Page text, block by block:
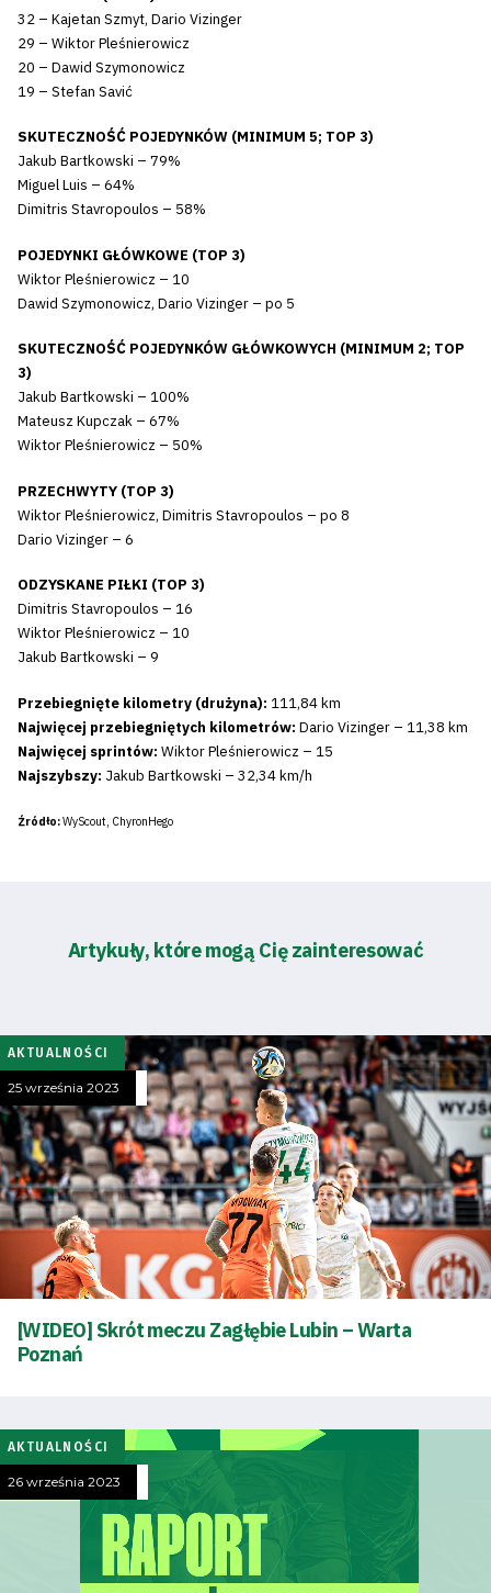
Dostępność
SEARCH
FOR:
Search Button
Klub
Tabela
terminarz
Bilety
Kontakt
32 – Kajetan Szmyt, Dario Vizinger
29 – Wiktor Pleśnierowicz
20 – Dawid Szymonowicz
19 – Stefan Savić
SKUTECZNOŚĆ POJEDYNKÓW (MINIMUM 5; TOP 3)
Jakub Bartkowski – 79%
Miguel Luis – 64%
Dimitris Stavropoulos – 58%
POJEDYNKI GŁÓWKOWE (TOP 3)
Wiktor Pleśnierowicz – 10
Dawid Szymonowicz, Dario Vizinger – po 5
SKUTECZNOŚĆ POJEDYNKÓW GŁÓWKOWYCH (MINIMUM 2; TOP
3)
Jakub Bartkowski – 100%
Mateusz Kupczak – 67%
Wiktor Pleśnierowicz – 50%
PRZECHWYTY (TOP 3)
Wiktor Pleśnierowicz, Dimitris Stavropoulos – po 8
Dario Vizinger – 6
ODZYSKANE PIŁKI (TOP 3)
Dimitris Stavropoulos – 16
Wiktor Pleśnierowicz – 10
Jakub Bartkowski – 9
Przebiegnięte kilometry (drużyna): 111,84 km
Najwięcej przebiegniętych kilometrów: Dario Vizinger – 11,38 km
Najwięcej sprintów: Wiktor Pleśnierowicz – 15
Najszybszy: Jakub Bartkowski – 32,34 km/h
Źródło:WyScout, ChyronHego
Artykuły, które mogą Cię zainteresować
AKTUALNOŚCI
25 września 2023
[WIDEO] Skrót meczu Zagłębie Lubin – Warta
Poznań
AKTUALNOŚCI
26 września 2023